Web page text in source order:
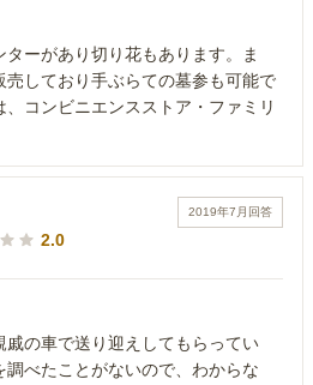
ーがあり切り花もあります。ま
売しており手ぶらての墓参も可能で
コンビニエンスストア・ファミリ
2019年7月 回答
2.0
戚の車で送り迎えしてもらってい
べたことがないので、わからな